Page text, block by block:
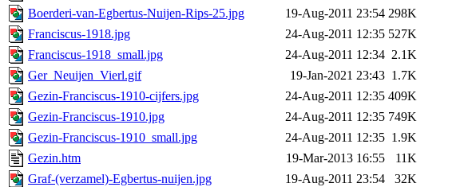
Boerderi-van-Egbertus-Nuijen-Rips-25.jpg
19-Aug-2011 23:54 298K
Franciscus-1918.jpg
24-Aug-2011 12:35 527K
Franciscus-1918_small.jpg
24-Aug-2011 12:34 2.1K
Ger_Neuijen_Vierl.gif
19-Jan-2021 23:43 1.7K
Gezin-Franciscus-1910-cijfers.jpg
24-Aug-2011 12:35 409K
Gezin-Franciscus-1910.jpg
24-Aug-2011 12:35 749K
Gezin-Franciscus-1910_small.jpg
24-Aug-2011 12:35 1.9K
Gezin.htm
19-Mar-2013 16:55
11K
Graf-(verzamel)-Egbertus-nuijen.jpg
19-Aug-2011 23:54
32K